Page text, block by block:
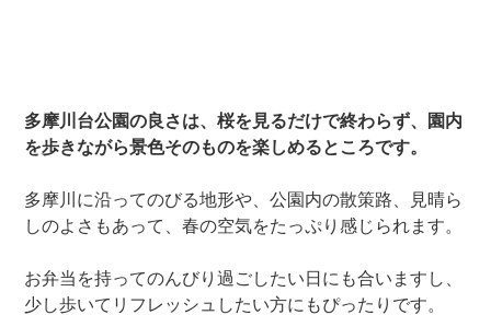
多摩川台公園の良さは、桜を見るだけで終わらず、園内
を歩きながら景色そのものを楽しめるところです。
多摩川に沿ってのびる地形や、公園内の散策路、見晴ら
しのよさもあって、春の空気をたっぷり感じられます。
お弁当を持ってのんびり過ごしたい日にも合いますし、
少し歩いてリフレッシュしたい方にもぴったりです。